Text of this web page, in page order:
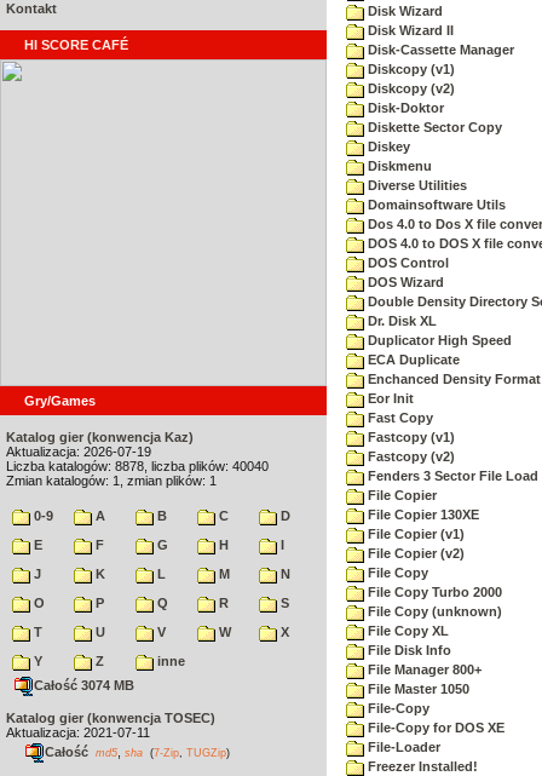
Kontakt
HI SCORE CAFÉ
Gry/Games
Katalog gier (konwencja Kaz)
Aktualizacja: 2026-07-19
Liczba katalogów: 8878, liczba plików: 40040
Zmian katalogów: 1, zmian plików: 1
0-9 A B C
D
E
F G H
I
J
K L M
N
O
P Q R
S
T
U V W
X
Y
Z
inne
Całość 3074 MB
Katalog gier (konwencja TOSEC)
Aktualizacja: 2021-07-11
Całość md5 sha (7-Zip TUGZip)
Disk Wizard
Disk Wizard II
Disk-Cassette Manager
Diskcopy (v1)
Diskcopy (v2)
Disk-Doktor
Diskette Sector Copy
Diskey
Diskmenu
Diverse Utilities
Domainsoftware Utils
Dos 4.0 to Dos X file
DOS 4.0 to DOS X file
DOS Control
DOS Wizard
Double Density Directory
Dr. Disk XL
Duplicator High Speed
ECA Duplicate
Enchanced Density Format
Eor Init
Fast Copy
Fastcopy (v1)
Fastcopy (v2)
Fenders 3 Sector File Load
File Copier
File Copier 130XE
File Copier (v1)
File Copier (v2)
File Copy
File Copy Turbo 2000
File Copy (unknown)
File Copy XL
File Disk Info
File Manager 800+
File Master 1050
File-Copy
File-Copy for DOS XE
File-Loader
Freezer Installed!